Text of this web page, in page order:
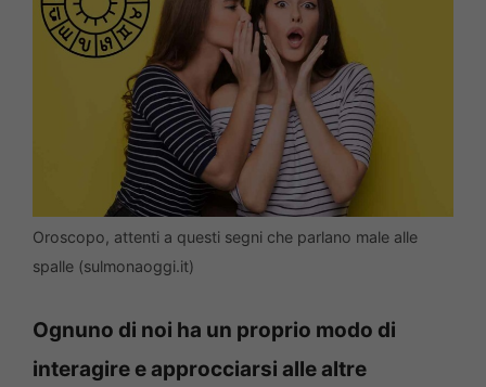
Oroscopo, attenti a questi segni che parlano male alle
spalle (sulmonaoggi.it)
Ognuno di noi ha un proprio modo di
interagire e approcciarsi alle altre